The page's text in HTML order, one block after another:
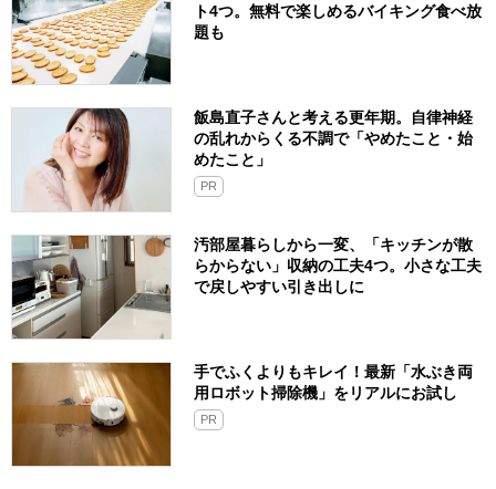
ト4つ。無料で楽しめるバイキング食べ放
題も
飯島直子さんと考える更年期。自律神経
の乱れからくる不調で「やめたこと・始
めたこと」
PR
汚部屋暮らしから一変、「キッチンが散
らからない」収納の工夫4つ。小さな工夫
で戻しやすい引き出しに
手でふくよりもキレイ！最新「水ぶき両
用ロボット掃除機」をリアルにお試し
PR